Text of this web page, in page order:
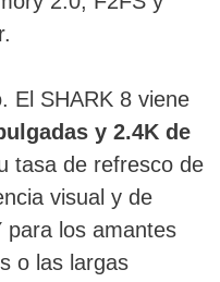
El SHARK 8 viene
y 2.4K de
tasa de refresco de
visual y de
para los amantes
o las largas